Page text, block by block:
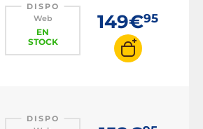
DISPO
Web
EN
STOCK
149€95
DISPO